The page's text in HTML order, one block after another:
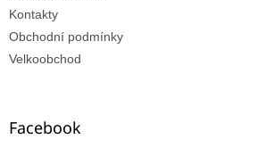
Kontakty
Obchodní podmínky
Velkoobchod
Facebook